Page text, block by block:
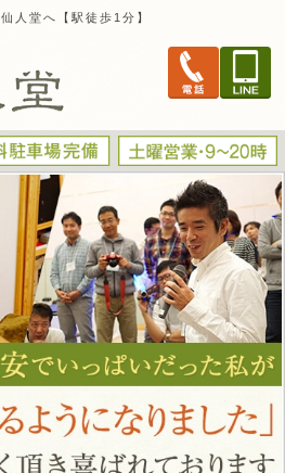
人堂へ【駅徒歩1分】